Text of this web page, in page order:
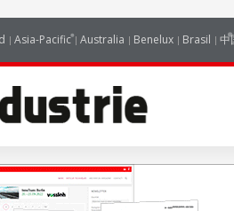
Asia-Pacific Australia Benelux Brasil 中